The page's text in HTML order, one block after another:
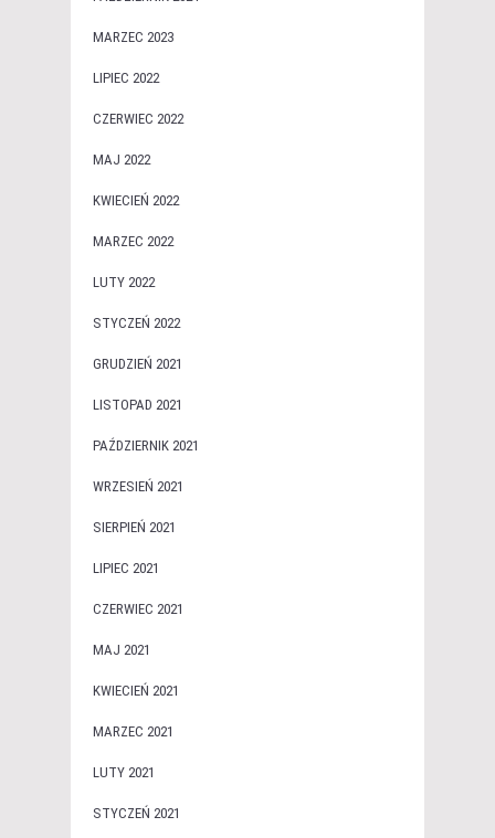
MARZEC 2023
LIPIEC 2022
CZERWIEC 2022
MAJ 2022
KWIECIEŃ 2022
MARZEC 2022
LUTY 2022
STYCZEŃ 2022
GRUDZIEŃ 2021
LISTOPAD 2021
PAŹDZIERNIK 2021
WRZESIEŃ 2021
SIERPIEŃ 2021
LIPIEC 2021
CZERWIEC 2021
MAJ 2021
KWIECIEŃ 2021
MARZEC 2021
LUTY 2021
STYCZEŃ 2021